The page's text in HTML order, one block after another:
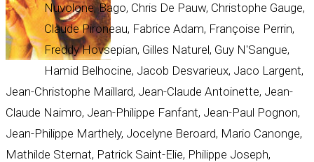
Nuvolone, Bago, Chris De Pauw, Christophe Gauge,
Claude Pironeau, Fabrice Adam, Françoise Perrin,
Freddy Hovsepian, Gilles Naturel, Guy N'Sangue,
Hamid Belhocine, Jacob Desvarieux, Jaco Largent,
Jean-Christophe Maillard, Jean-Claude Antoinette, Jean-
Claude Naimro, Jean-Philippe Fanfant, Jean-Paul Pognon,
Jean-Philippe Marthely, Jocelyne Beroard, Mario Canonge,
Mathilde Sternat, Patrick Saint-Elie, Philippe Joseph,